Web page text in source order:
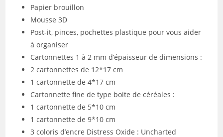
Papier brouillon
Mousse 3D
Post-it, pinces, pochettes plastique pour vous aider
à organiser
Cartonnettes 1 à 2 mm d’épaisseur de dimensions :
2 cartonnettes de 12*17 cm
1 cartonnette de 4*17 cm
Cartonnette fine de type boite de céréales :
1 cartonnette de 5*10 cm
1 cartonnette de 9*10 cm
3 coloris d’encre Distress Oxide : Uncharted